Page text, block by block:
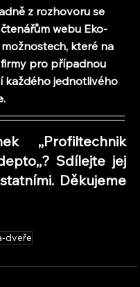
z rozhovoru se
webu Eko-
které na
firmy pro případnou
každého jednotlivého
,,Profiltechnik
,,? Sdílejte jej
Děkujeme
dveře